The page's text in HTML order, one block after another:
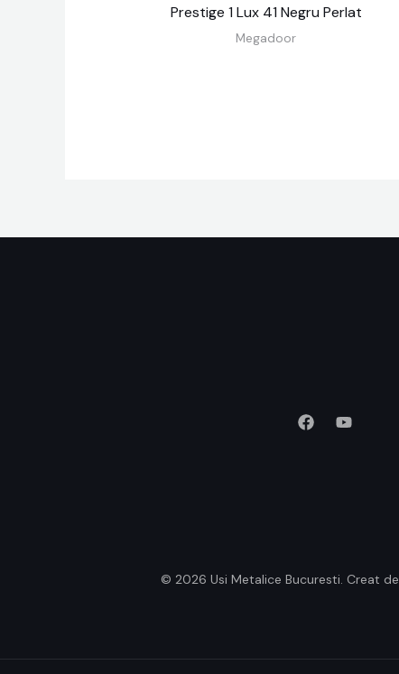
Prestige 1 Lux 41 Negru Perlat
Megadoor
© 2026 Usi Metalice Bucuresti. Creat de